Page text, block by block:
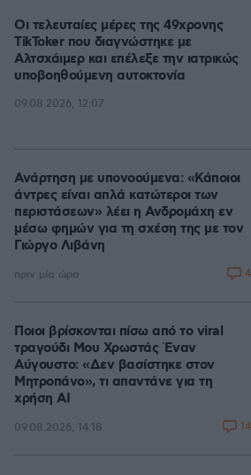
Οι τελευταίες μέρες της 49χρονης
TikToker που διαγνώστηκε με
Αλτσχάιμερ και επέλεξε την ιατρικώς
υποβοηθούμενη αυτοκτονία
09.08.2026, 12:07
Ανάρτηση με υπονοούμενα: «Κάποιοι
άντρες είναι απλά κατώτεροι των
περιστάσεων» λέει η Ανδρομάχη εν
μέσω φημών για τη σχέση της με τον
Γιώργο Λιβάνη
πριν μία ώρα 4
Ποιοι βρίσκονται πίσω από το viral
τραγούδι Μου Χρωστάς Έναν
Αύγουστο: «Δεν βασίστηκε στον
Μητροπάνο», τι απαντάνε για τη
χρήση AI
09.08.2026, 14:18 14